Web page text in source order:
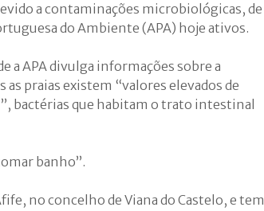
a contaminações microbiológicas, de
do Ambiente (APA) hoje ativos.
a APA divulga informações sobre a
as praias existem “valores elevados de
bactérias que habitam o trato intestinal
banho”.
no concelho de Viana do Castelo, e tem